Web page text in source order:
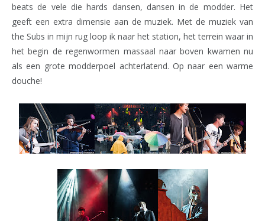
beats de vele die hards dansen, dansen in de modder. Het
geeft een extra dimensie aan de muziek. Met de muziek van
the Subs in mijn rug loop ik naar het station, het terrein waar in
het begin de regenwormen massaal naar boven kwamen nu
als een grote modderpoel achterlatend. Op naar een warme
douche!